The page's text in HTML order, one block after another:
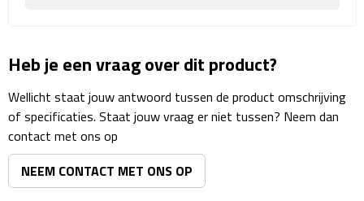
Reisbekers
Opbergtasjes
Koffersloten
Bagageweegschalen
Heb je een vraag over dit product?
Wellicht staat jouw antwoord tussen de product omschrijving
of specificaties. Staat jouw vraag er niet tussen? Neem dan
contact met ons op
NEEM CONTACT MET ONS OP